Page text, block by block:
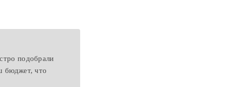
подобрали
бюджет, что